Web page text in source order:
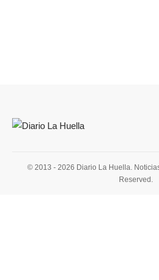
© 2013 - 2026 Diario La Huella.
Reserved.